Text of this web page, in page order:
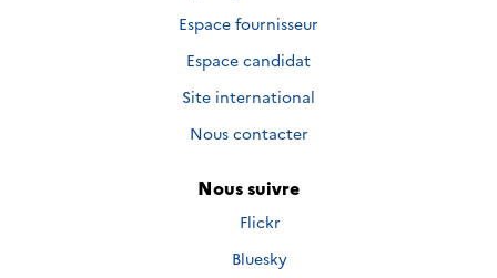
Espace fournisseur
Espace candidat
Site international
Nous contacter
Nous suivre
Nous
sur
Flickr
Nous
Bluesky